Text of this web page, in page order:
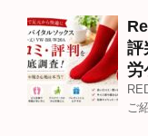
評
労
ご